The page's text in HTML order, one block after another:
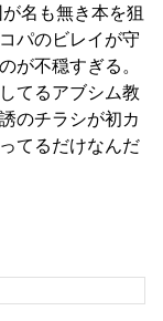
名も無き本を狙
パのビレイが守
が不穏すぎる。
てるアブシム教
のチラシが初カ
てるだけなんだ